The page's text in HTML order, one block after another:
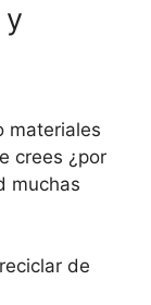
materiales
crees ¿por
muchas
de